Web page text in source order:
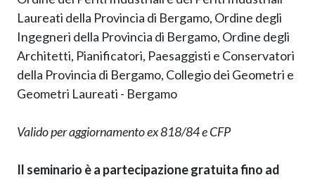
Laureati della Provincia di Bergamo, Ordine degli
Ingegneri della Provincia di Bergamo, Ordine degli
Architetti, Pianificatori, Paesaggisti e Conservatori
della Provincia di Bergamo, Collegio dei Geometri e
Geometri Laureati - Bergamo
Valido per aggiornamento ex 818/84 e CFP
Il seminario è a partecipazione gratuita fino ad